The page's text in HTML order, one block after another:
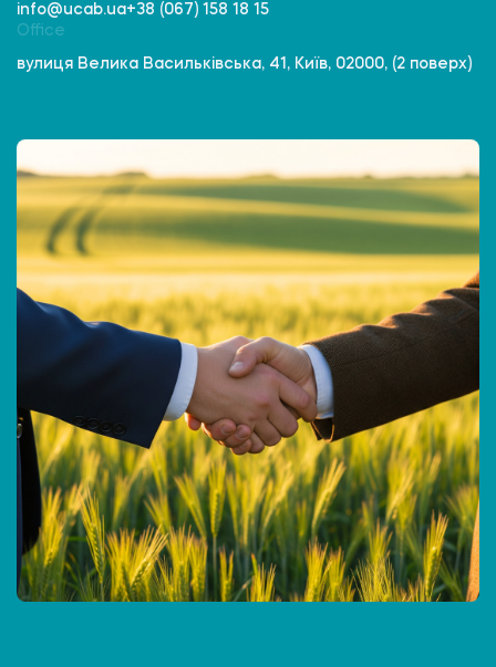
info@ucab.ua+38 (067) 158 18 15
Office
вулиця Велика Васильківська, 41, Київ, 02000, (2 поверх)